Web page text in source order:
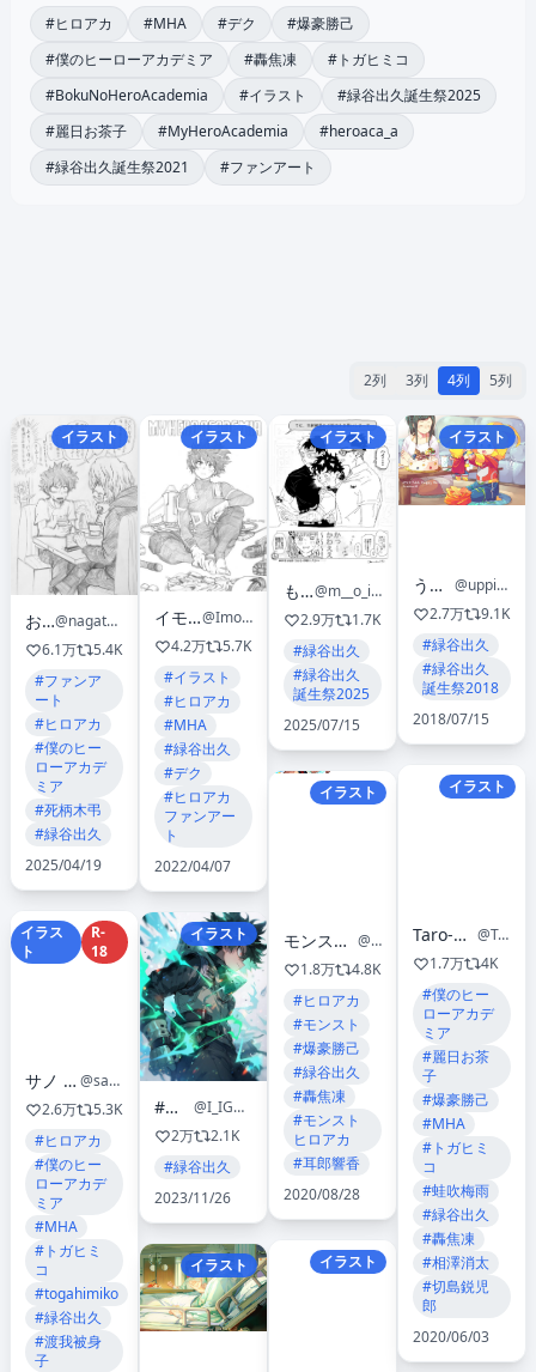
#ヒロアカ
#MHA #デク
#爆豪勝己
#僕のヒーローアカデミア
#轟焦凍
#トガヒミコ
#BokuNoHeroAcademia
#イラスト
#緑谷出久誕生祭2025
#麗日お茶子
#MyHeroAcademia
#heroaca_a
#緑谷出久誕生祭2021
#ファンアート
2列 3列 4列 5列
イラスト
お朋希
@nagatomo1565
6.1万
5.4K
#ファンア
ート
#ヒロアカ
#僕のヒー
ローアカデ
ミア
#死柄木弔
#緑谷出久
2025/04/19
イラス
ト
R-
18
サノ BR 🇧🇷
@sano_br
2.6万
5.3K
#ヒロアカ
#僕のヒー
ローアカデ
ミア
#MHA
#トガヒミ
コ
#togahimiko
#緑谷出久
#渡我被身
子
イラスト
イモあん🍠
@Imoan_atag
4.2万
5.7K
#イラスト
#ヒロアカ
#MHA
#緑谷出久
#デク
#ヒロアカ
ファンアー
ト
2022/04/07
イラスト
#後屋
@I_IGOYA
2万
2.1K
#緑谷出久
2023/11/26
イラスト
イラスト
もい
@m__o_i93
2.9万
1.7K
#緑谷出久
#緑谷出久
誕生祭2025
2025/07/15
イラスト
モンスターストライク公式(モンスト)
@monst_mixi
1.8万
4.8K
#ヒロアカ
#モンスト
#爆豪勝己
#緑谷出久
#轟焦凍
#モンスト
ヒロアカ
#耳郎響香
2020/08/28
イラスト
イラスト
うっぴー
@uppipupepo
2.7万
9.1K
#緑谷出久
#緑谷出久
誕生祭2018
2018/07/15
イラスト
Taro-K from TamoTaro
@Tarokunnnn
1.7万
4K
#僕のヒー
ローアカデ
ミア
#麗日お茶
子
#爆豪勝己
#MHA
#トガヒミ
コ
#蛙吹梅雨
#緑谷出久
#轟焦凍
#相澤消太
#切島鋭児
郎
2020/06/03